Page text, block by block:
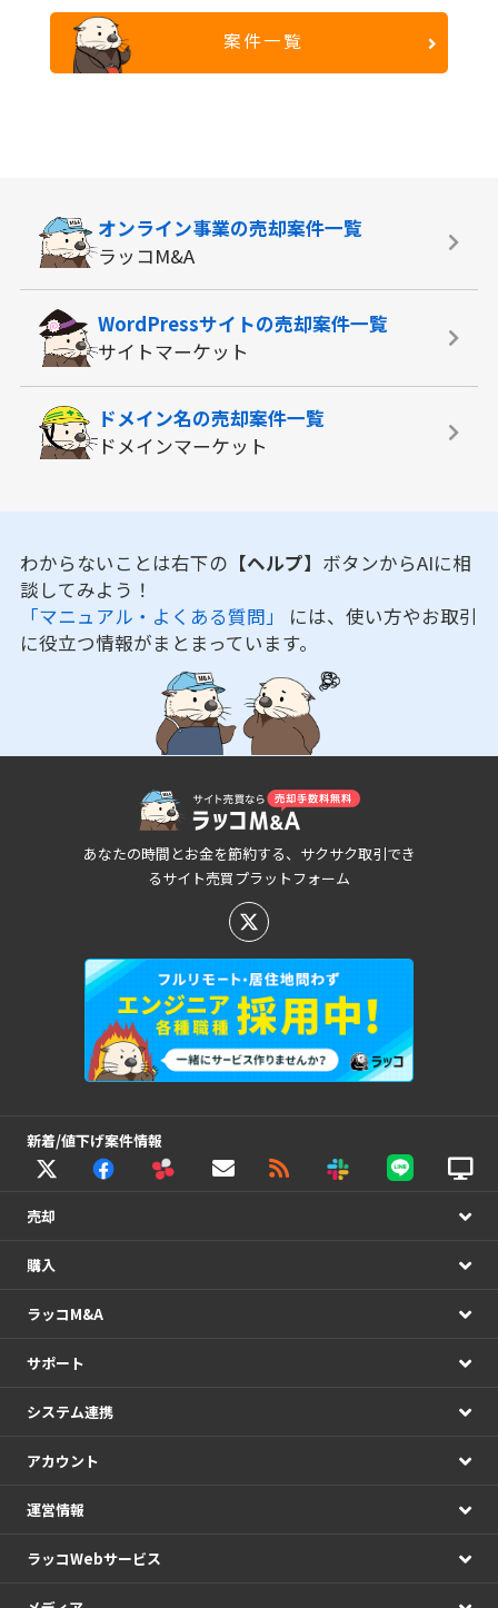
案件一覧
オンライン事業の売却案件一覧
ラッコM&A
WordPressサイトの売却案件一覧
サイトマーケット
ドメイン名の売却案件一覧
ドメインマーケット
わからないことは右下の 【ヘルプ】 ボタンからAIに相
談してみよう！
「マニュアル・よくある質問」 には、使い方やお取引
に役立つ情報がまとまっています。
あなたの時間とお金を節約する、サクサク取引でき
るサイト売買プラットフォーム
新着/値下げ案件情報
売却
購入
ラッコM&A
サポート
システム連携
アカウント
運営情報
ラッコWebサービス